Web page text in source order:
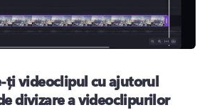
ți videoclipul cu ajutorul
divizare a videoclipurilor